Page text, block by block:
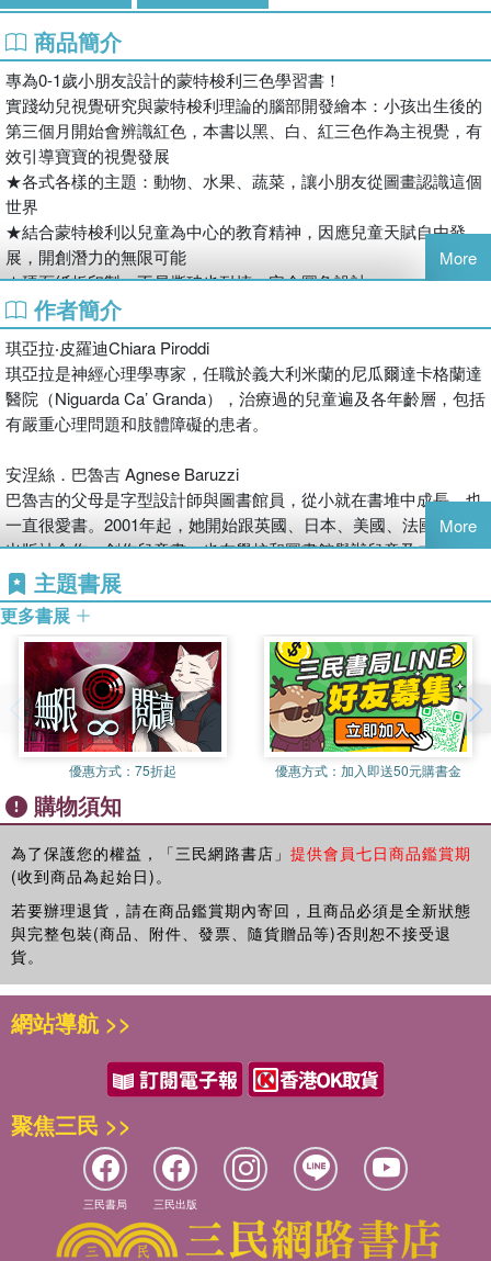
商品簡介
專為0-1歲小朋友設計的蒙特梭利三色學習書！
實踐幼兒視覺研究與蒙特梭利理論的腦部開發繪本：小孩出生後的
第三個月開始會辨識紅色，本書以黑、白、紅三色作為主視覺，有
效引導寶寶的視覺發展
★各式各樣的主題：動物、水果、蔬菜，讓小朋友從圖畫認識這個
世界
★結合蒙特梭利以兒童為中心的教育精神，因應兒童天賦自由發
展，開創潛力的無限可能
★硬頁紙板印製，不易撕破也耐摔，安全圓角設計
這套全新開發的蒙特梭利寶寶紙板書系列，利用黑、白、紅三色圖
形，激發嬰兒在識別形狀與特徵的能力。
這本獨特的幼兒啟蒙書，結合了新生兒視覺發育的科學和蒙特梭利
教育理論，依照一歲前寶寶感官特性，0到12個月的幼童對黑、
畫，以黑白對比界定事物的外型，配上最能吸引寶寶注意的紅色，
引導幼兒的視覺與心智發展。
的形狀，了解大小的概念，並透過循跡觸摸建立手眼的協調性，是
寶寶第一次接觸世界以及親子共讀的絕佳讀物。
《蒙特梭利寶寶啟蒙繪本：動物》
這是什麼動物呢？
以蒙特梭利教育法為基礎
這裡有好多動物啊！書中輪廓鮮明的動物圖形，都帶有能吸引寶寶
動物吧！
More
作者簡介
琪亞拉‧皮羅迪Chiara Piroddi
琪亞拉是神經心理學專家，任職於義大利米蘭的尼瓜爾達卡格蘭達
醫院（Niguarda Ca’ Granda），治療過的兒童遍及各年齡層，包括
有嚴重心理問題和肢體障礙的患者。
安涅絲．巴魯吉 Agnese Baruzzi
巴魯吉的父母是字型設計師與圖書館員，從小就在書堆中成長，也
一直很愛書。2001年起，她開始跟英國、日本、美國、法國的多家
出版社合作，創作兒童書，也在學校和圖書館舉辦兒童及成人的工
作坊。2004年畢業於義大利烏爾比諾市的義大利工藝美術高等學院
（Istituto Superiore per le Industrie Artistiche）平面設計系。她現
在是自由插畫家，住在義大利波隆那附近的鄉間，由兩隻狗左巴、
歐索陪伴她在自家花園裡的避暑小木屋裡工作。
More
主題書展
更多書展
優惠方式： 75折起 優惠方式： 加入即送50元購書金
購物須知
為了保護您的權益，「三民網路書店」 提供會員七日商品鑑賞期
(收到商品為起始日)。
若要辦理退貨，請在商品鑑賞期內寄回，且商品必須是全新狀態
與完整包裝(商品、附件、發票、隨貨贈品等)否則恕不接受退
貨。
網站導航 >>
聚焦三民 >>
三民書局 三民出版